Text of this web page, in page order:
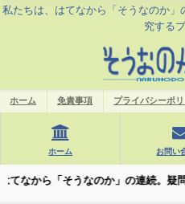
私たちは、はてなから「そうなのか
究するブ
ホーム 免責事項 プライバシーポ
ホーム お問い
か」の連続。疑問を成長に変える方